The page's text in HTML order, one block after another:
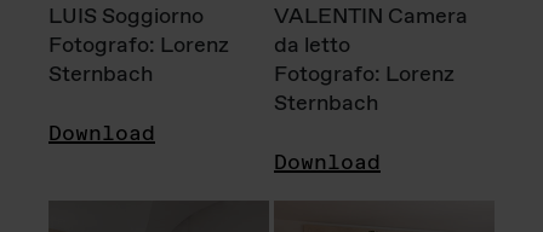
LUIS Soggiorno
Fotografo: Lorenz
Sternbach
Download
VALENTIN Camera
da letto
Fotografo: Lorenz
Sternbach
Download